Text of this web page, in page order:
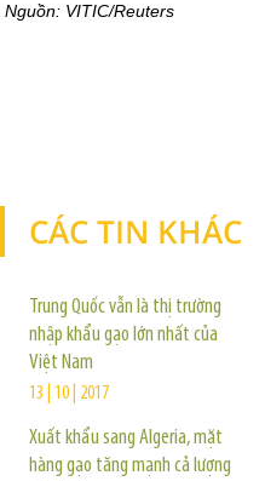
Nguồn: VITIC/Reuters
CÁC TIN KHÁC
Trung Quốc vẫn là thị trường
nhập khẩu gạo lớn nhất của
Việt Nam
13 | 10 | 2017
Xuất khẩu sang Algeria, mặt
hàng gạo tăng mạnh cả lượng